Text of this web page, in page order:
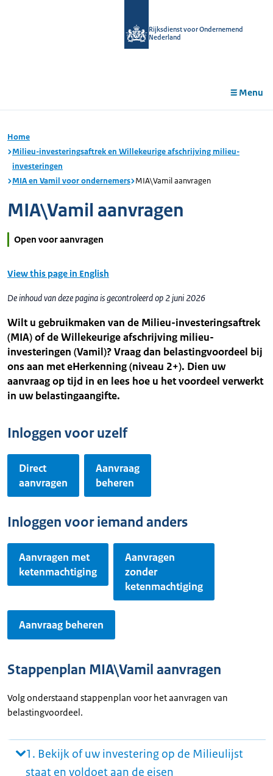
Rijksdienst voor Ondernemend
Nederland
Menu
Home
Milieu-investeringsaftrek en Willekeurige afschrijving milieu-
investeringen
MIA en Vamil voor ondernemers MIA\Vamil aanvragen
MIA\Vamil aanvragen
Open voor aanvragen
View this page in English
De inhoud van deze pagina is gecontroleerd op 2 juni 2026
Wilt u gebruikmaken van de Milieu-investeringsaftrek
(MIA) of de Willekeurige afschrijving milieu-
investeringen (Vamil)? Vraag dan belastingvoordeel bij
ons aan met eHerkenning (niveau 2+). Dien uw
aanvraag op tijd in en lees hoe u het voordeel verwerkt
in uw belastingaangifte.
Inloggen voor uzelf
Direct
aanvragen
Aanvraag
beheren
Inloggen voor iemand anders
Aanvragen met
ketenmachtiging
Aanvragen
zonder
ketenmachtiging
Aanvraag beheren
Stappenplan MIA\Vamil aanvragen
Volg onderstaand stappenplan voor het aanvragen van
belastingvoordeel.
1. Bekijk of uw investering op de Milieulijst
staat en voldoet aan de eisen